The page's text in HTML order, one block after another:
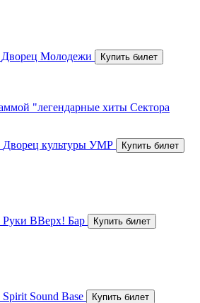
Дворец Молодежи
"легендарные хиты Сектора
Дворец культуры УМР
Руки ВВерх! Бар
Spirit Sound Base